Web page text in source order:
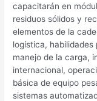
capacitarán en
residuos sólidos y
elementos de la
logística,
manejo de la carga,
internacional,
básica de equipo
sistemas